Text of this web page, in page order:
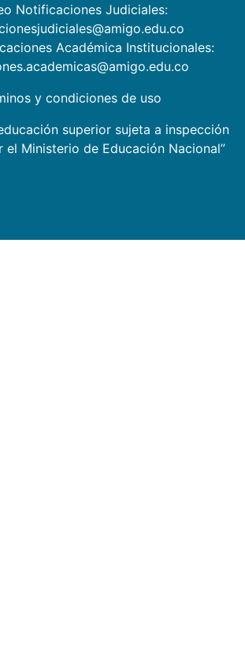
Notificaciones Judiciales:
Académica Institucionales:
y condiciones de uso
superior sujeta a inspección
Ministerio de Educación Nacional”